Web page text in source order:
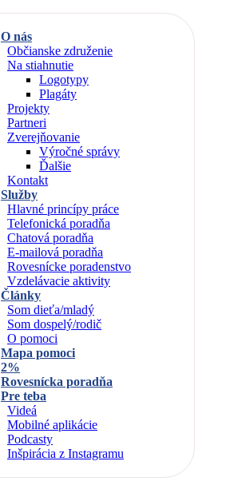
O nás
Občianske združenie
Na stiahnutie
Logotypy
Plagáty
Projekty
Partneri
Zverejňovanie
Výročné správy
Ďalšie
Kontakt
Služby
Hlavné princípy práce
Telefonická poradňa
Chatová poradňa
E-mailová poradňa
Rovesnícke poradenstvo
Vzdelávacie aktivity
Články
Som dieťa/mladý
Som dospelý/rodič
O pomoci
Mapa pomoci
2%
Rovesnícka poradňa
Pre teba
Videá
Mobilné aplikácie
Podcasty
Inšpirácia z Instagramu